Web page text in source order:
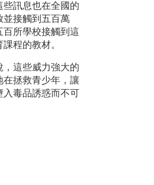
些訊息也在全國的
並接觸到五百萬
百所學校接觸到這
程的教材。
，這些威力強大的
在拯救青少年，讓
入毒品誘惑而不可